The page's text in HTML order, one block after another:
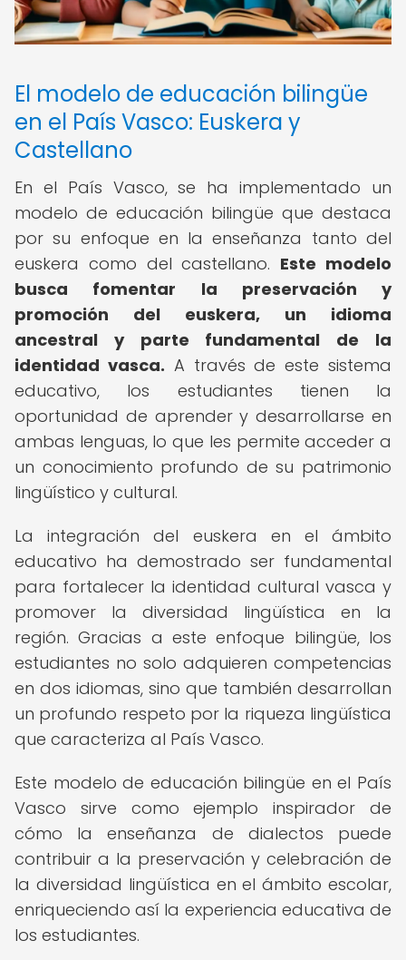
El modelo de educación bilingüe
en el País Vasco: Euskera y
Castellano
En el País Vasco, se ha implementado un
modelo de educación bilingüe que destaca
por su enfoque en la enseñanza tanto del
euskera como del castellano. Este modelo
busca fomentar la preservación y
promoción del euskera, un idioma
ancestral y parte fundamental de la
identidad vasca. A través de este sistema
educativo, los estudiantes tienen la
oportunidad de aprender y desarrollarse en
ambas lenguas, lo que les permite acceder a
un conocimiento profundo de su patrimonio
lingüístico y cultural.
La integración del euskera en el ámbito
educativo ha demostrado ser fundamental
para fortalecer la identidad cultural vasca y
promover la diversidad lingüística en la
región. Gracias a este enfoque bilingüe, los
estudiantes no solo adquieren competencias
en dos idiomas, sino que también desarrollan
un profundo respeto por la riqueza lingüística
que caracteriza al País Vasco.
Este modelo de educación bilingüe en el País
Vasco sirve como ejemplo inspirador de
cómo la enseñanza de dialectos puede
contribuir a la preservación y celebración de
la diversidad lingüística en el ámbito escolar,
enriqueciendo así la experiencia educativa de
los estudiantes.